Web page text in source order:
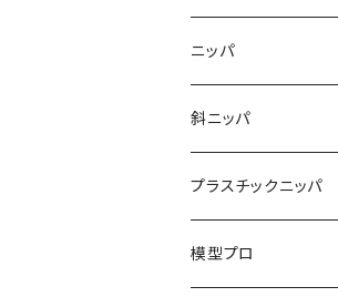
ナイロンジョープラ
くちプラ用替えくわえ
ハンマープライヤー用
グリップ
ニッパ
丸ペンチ
平ペンチ
ナイロンジョープライ
ニッパ
強力ニッパ
かるいニッパ
新サイズ強力ニッパ
斜ニッパ
プラスチックニッパ
プラスチックニッパ
模型プロ